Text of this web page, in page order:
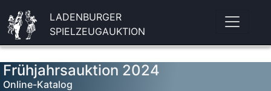
LADENBURGER
SPIELZEUGAUKTION
Frühjahrsauktion 2024
Online-Katalog